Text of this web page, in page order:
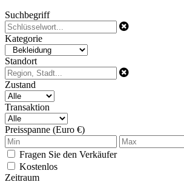
Suchbegriff
Kategorie
Standort
Zustand
Transaktion
Preisspanne (Euro €)
Fragen Sie den Verkäufer
Kostenlos
Zeitraum